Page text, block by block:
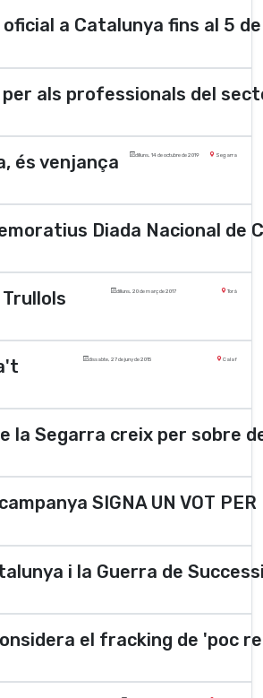
a Catalunya fins al 5
per als professionals del
és venjança dilluns, 14 de octubre de 2019 Segarra
Diada Nacional de
dilluns, 20 de març de 2017 Torà
dissabte, 27 de juny de 2015 Calaf
la Segarra creix per sobre
SIGNA UN VOT PER
i la Guerra de
el fracking de 'poc